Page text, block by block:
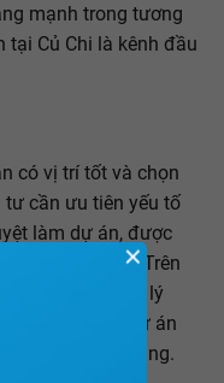
mạnh trong tương
tại Củ Chi là kênh đầu
có vị trí tốt và chọn
cần ưu tiên yếu tố
làm dự án, được
chức năng. Trên
tài sản là tâm lý
mua những dự án
có pháp lý rõ ràng.
✕